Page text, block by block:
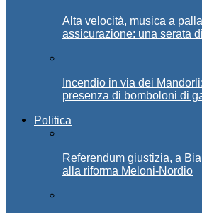
Alta velocità, musica a
assicurazione: una serata
Incendio in via dei
presenza di bomboloni di
Politica
Referendum giustizia, a
alla riforma Meloni-Nordio